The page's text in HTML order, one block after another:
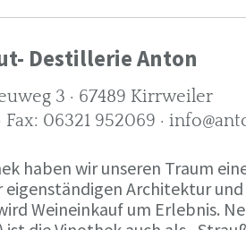
Destillerie Anton
3 · 67489 Kirrweiler
Fax: 06321 952069 ·
haben wir unseren Traum
Architektur
Weineinkauf um Erlebnis.